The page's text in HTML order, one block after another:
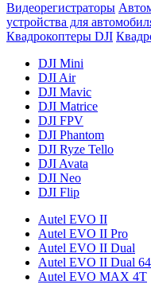
Видеорегистраторы
устройства для
Квадрокоптеры DJI
DJI Mini
DJI Air
DJI Mavic
DJI Matrice
DJI FPV
DJI Phantom
DJI Ryze Tello
DJI Avata
DJI Neo
DJI Flip
Autel EVO II
Autel EVO II Pro
Autel EVO II Dual
Autel EVO II Dual
Autel EVO MAX 4T